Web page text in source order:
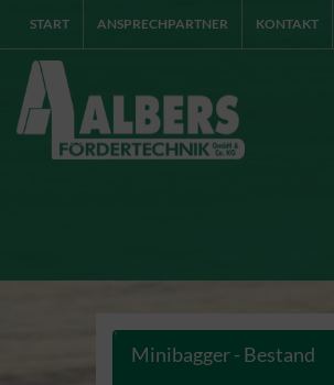
START ANSPRECHPARTNER KONTAKT
Minibagger - Bestand